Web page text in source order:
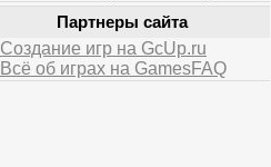
Партнеры сайта
Создание игр на GcUp.ru
Всё об играх на GamesFAQ